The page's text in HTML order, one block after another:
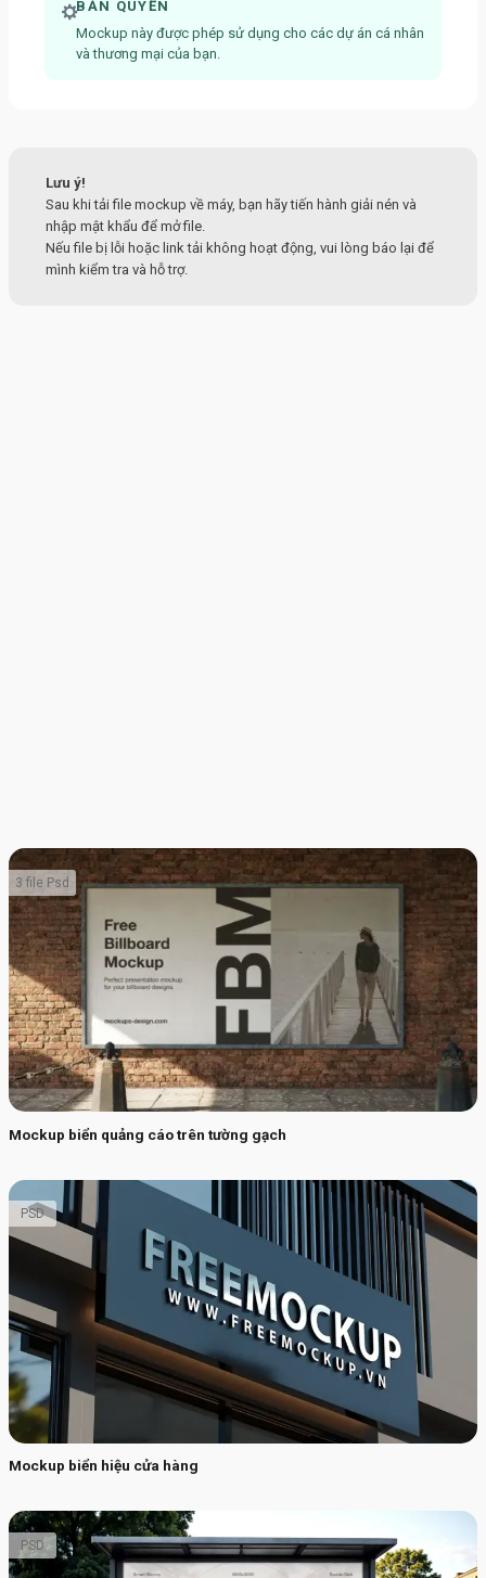
BẢN QUYỀN
Mockup này được phép sử dụng cho các dự án cá nhân
và thương mại của bạn.
Lưu ý!
Sau khi tải file mockup về máy, bạn hãy tiến hành giải nén và
nhập mật khẩu để mở file.
Nếu file bị lỗi hoặc link tải không hoạt động, vui lòng báo lại để
mình kiểm tra và hỗ trợ.
Mockup biển quảng cáo trên tường gạch
3 file Psd
Mockup biển hiệu cửa hàng
PSD
PSD